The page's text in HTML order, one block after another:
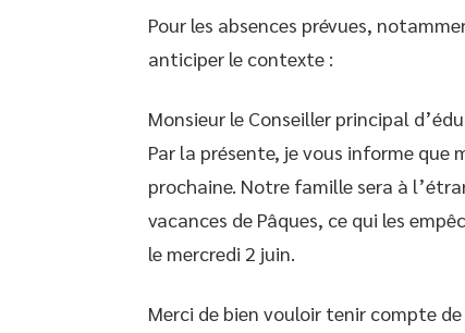
Pour les absences prévues,
anticiper le contexte :
Monsieur le Conseiller principal
Par la présente, je vous informe
prochaine. Notre famille sera à
vacances de Pâques, ce qui les
le mercredi 2 juin.
Merci de bien vouloir tenir compte